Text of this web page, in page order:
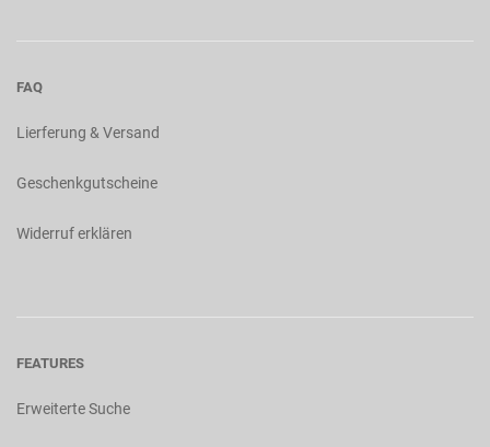
FAQ
Lierferung & Versand
Geschenkgutscheine
Widerruf erklären
FEATURES
Erweiterte Suche